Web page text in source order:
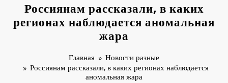
Россиянам рассказали, в каких
регионах наблюдается аномальная
жара
Главная
Новости разные
Россиянам рассказали, в каких регионах наблюдается
аномальная жара